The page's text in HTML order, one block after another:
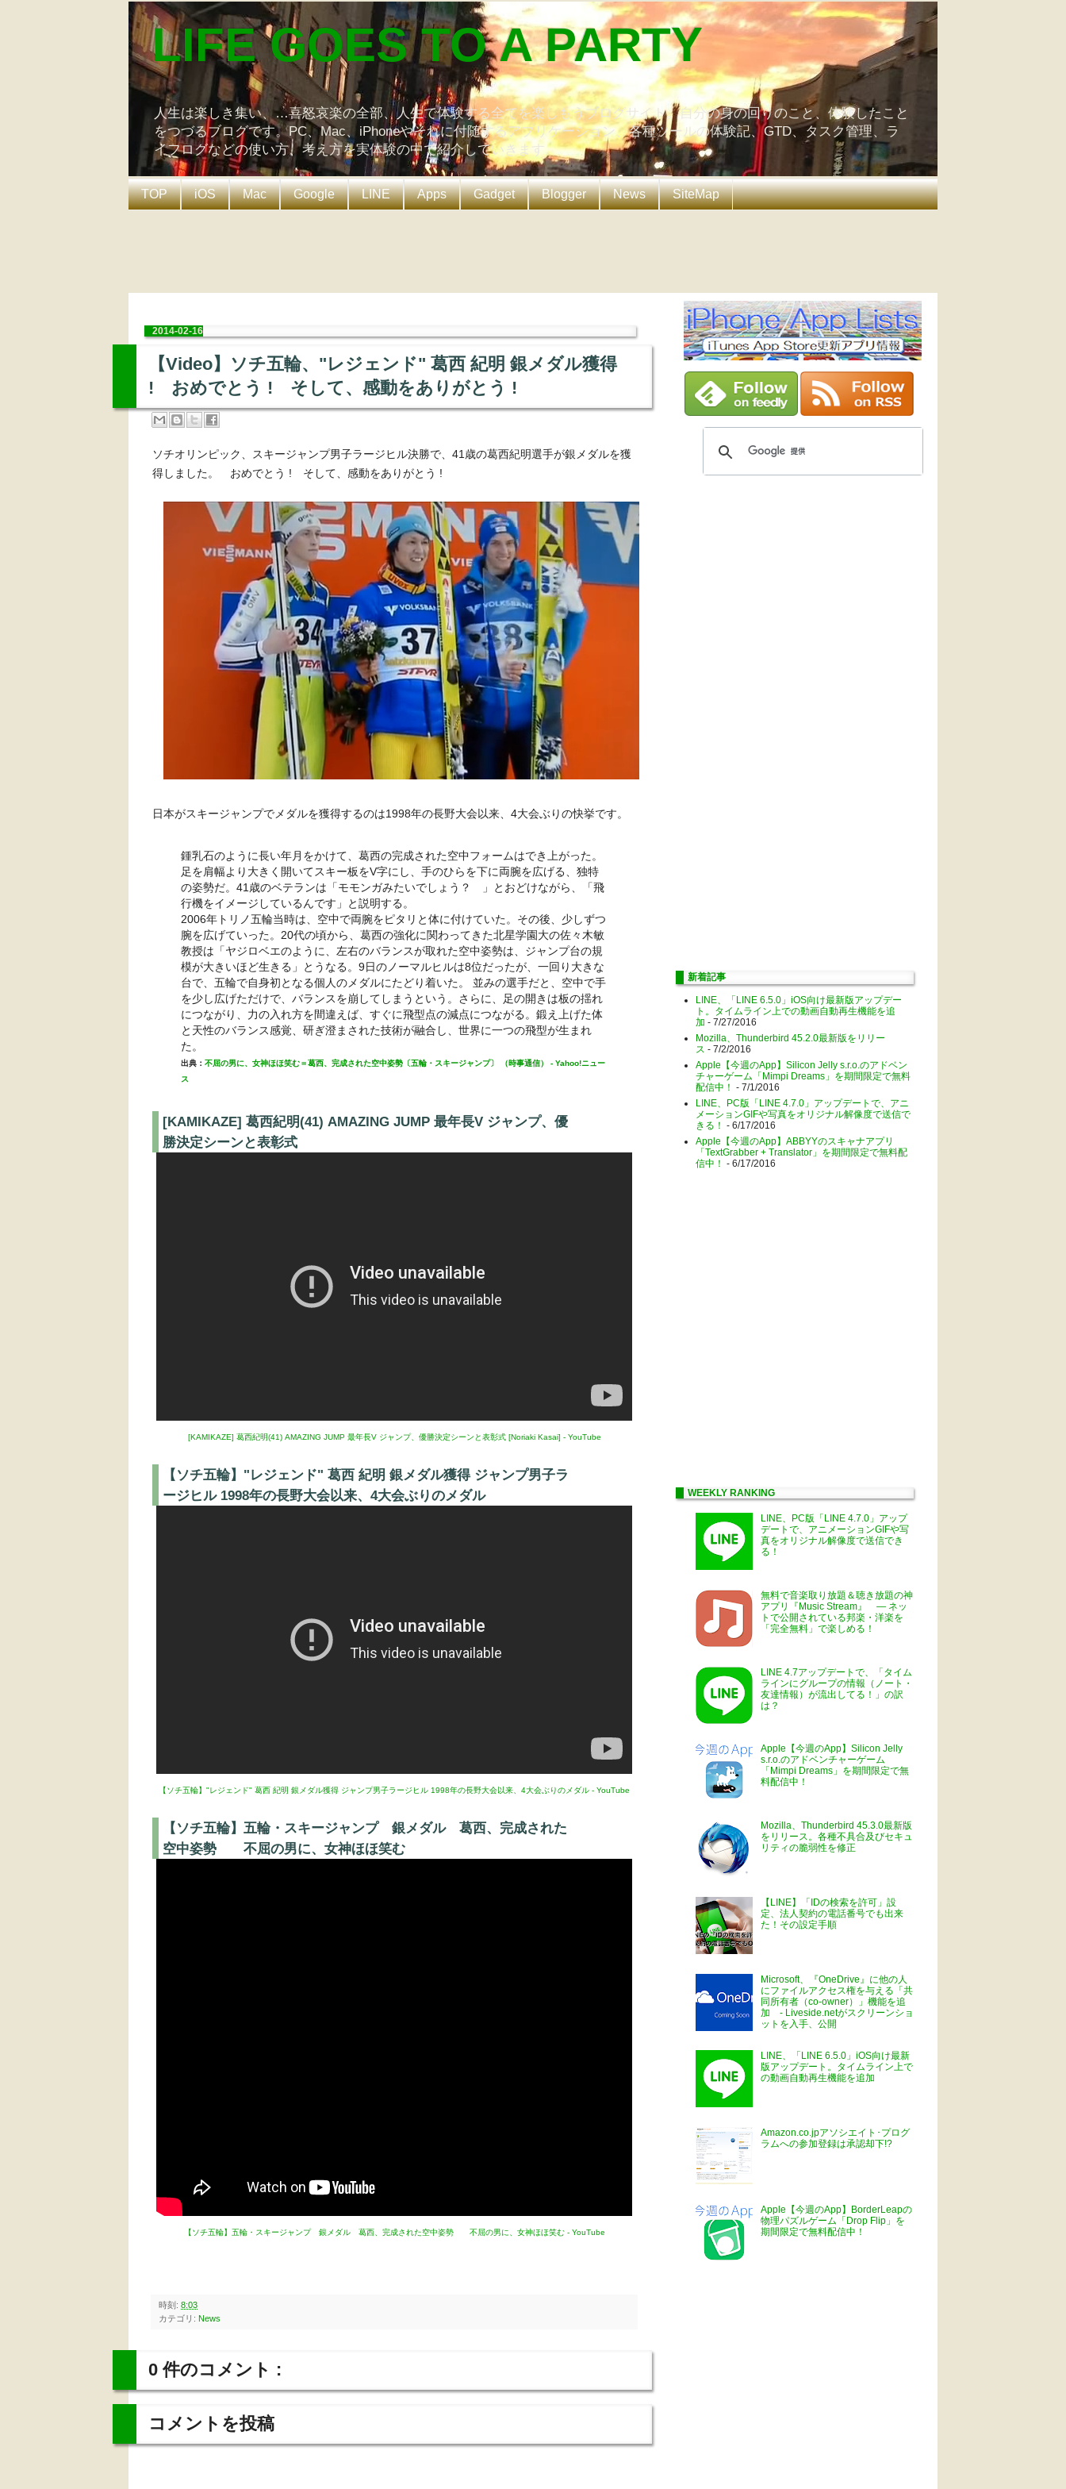
LIFE GOES TO A PARTY
人生は楽しき集い、…喜怒哀楽の全部、人生で体験する全てを楽しもうブログサイト。自分の身の回りのこと、体験したこと
をつづるブログです。PC、Mac、iPhoneやそれに付随するアプリケーション、各種ツールの体験記、GTD、タスク管理、ラ
イフログなどの使い方、考え方を実体験の中で紹介していきます。
TOP iOS Mac Google LINE Apps Gadget Blogger News SiteMap
2014-02-16
【Video】ソチ五輪、"レジェンド" 葛西 紀明 銀メダル獲得
! おめでとう ! そして、感動をありがとう !
ソチオリンピック、スキージャンプ男子ラージヒル決勝で、41歳の葛西紀明選手が銀メ­ダルを獲
得しました。 おめでとう ! そして、感動をありがとう !
日本がスキージャンプでメダルを獲得するのは1998年の長野大会以来、4大会ぶりの快挙です。
鍾乳石のように長い年月をかけて、葛西の完成された空中フォームはでき上がった。
足を肩幅より大きく開いてスキー板をV字にし、手のひらを下に両腕を広げる、独特
の姿勢だ。41歳のベテランは「モモンガみたいでしょう？ 」とおどけながら、「飛
行機をイメージしているんです」と説明する。
2006年トリノ五輪当時は、空中で両腕をピタリと体に付けていた。その後、少しずつ
腕を広げていった。20代の頃から、葛西の強化に関わってきた北星学園大の佐々木敏
教授は「ヤジロベエのように、左右のバランスが取れた空中姿勢は、ジャンプ台の規
模が大きいほど生きる」とうなる。9日のノーマルヒルは8位だったが、一回り大きな
台で、五輪で自身初となる個人のメダルにたどり着いた。 並みの選手だと、空中で手
を少し広げただけで、バランスを崩してしまうという。さらに、足の開きは板の揺れ
につながり、力の入れ方を間違えば、すぐに飛型点の減点につながる。鍛え上げた体
と天性のバランス感覚、研ぎ澄まされた技術が融合し、世界に一つの飛型が生まれ
た。
出典： 不屈の男に、女神ほほ笑む＝葛西、完成された空中姿勢〔五輪・スキージャンプ〕 （時事通信） - Yahoo!ニュー
ス
[KAMIKAZE] 葛西紀明(41) AMAZING JUMP 最年長V ジャンプ、優
勝決定シーンと表彰式
[KAMIKAZE] 葛西紀明(41) AMAZING JUMP 最年長V ジャンプ、優勝決定シーンと表彰式 [Noriaki Kasai] - YouTube
【ソチ五輪】"レジェンド" 葛西 紀明 銀メダル獲得 ジャンプ男子ラ
ージヒル 1998年の長野大会以来、4大会ぶりのメダル
【ソチ五輪】"レジェンド" 葛西 紀明 銀メダル獲得 ジャンプ男子ラージヒル 1998年の長野大会以来、4大会ぶりのメダル - YouTube
【ソチ五輪】五輪・スキージャンプ 銀メダル 葛西、完成された
空中姿勢 不屈の男に、女神ほほ笑む
【ソチ五輪】五輪・スキージャンプ 銀メダル 葛西、完成された空中姿勢 不屈の男に、女神ほほ笑む - YouTube
時刻: 8:03
カテゴリ: News
0 件のコメント :
コメントを投稿
新着記事
LINE、「LINE 6.5.0」iOS向け最新版アップデー
ト。タイムライン上での動画自動再生機能を追
加 - 7/27/2016
Mozilla、Thunderbird 45.2.0最新版をリリー
ス - 7/2/2016
Apple【今週のApp】Silicon Jelly s.r.o.のアドベン
チャーゲーム「Mimpi Dreams」を期間限定で無料
配信中！ - 7/1/2016
LINE、PC版「LINE 4.7.0」アップデートで、アニ
メーションGIFや写真をオリジナル解像度で送信で
きる！ - 6/17/2016
Apple【今週のApp】ABBYYのスキャナアプリ
「TextGrabber + Translator」を期間限定で無料配
信中！ - 6/17/2016
WEEKLY RANKING
LINE、PC版「LINE 4.7.0」アップ
デートで、アニメーションGIFや写
真をオリジナル解像度で送信でき
る！
無料で音楽取り放題＆聴き放題の神
アプリ『Music Stream』 ― ネッ
トで公開されている邦楽・洋楽を
「完全無料」で楽しめる！
LINE 4.7アップデートで、「タイム
ラインにグループの情報（ノート・
友達情報）が流出してる！」の訳
は？
Apple【今週のApp】Silicon Jelly
s.r.o.のアドベンチャーゲーム
「Mimpi Dreams」を期間限定で無
料配信中！
Mozilla、Thunderbird 45.3.0最新版
をリリース。各種不具合及びセキュ
リティの脆弱性を修正
【LINE】「IDの検索を許可」設
定、法人契約の電話番号でも出来
た！その設定手順
Microsoft、『OneDrive』に他の人
にファイルアクセス権を与える「共
同所有者（co-owner）」機能を追
加 - Liveside.netがスクリーンショ
ットを入手、公開
LINE、「LINE 6.5.0」iOS向け最新
版アップデート。タイムライン上で
の動画自動再生機能を追加
Amazon.co.jpアソシエイト･プログ
ラムへの参加登録は承認却下!?
Apple【今週のApp】BorderLeapの
物理パズルゲーム「Drop Flip」を
期間限定で無料配信中！